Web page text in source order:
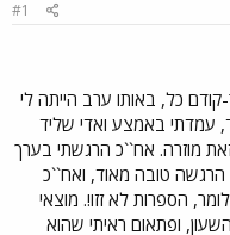
#1
כל, באותו ערב הייתה לי
עמדתי באמצע ואדי שליד
מוזרה. אח``כ הרגשתי בערך
הרגשה טובה מאוד, ואח``כ
הספרות לא זזו!. מוצאי
ופתאום ראיתי שהוא